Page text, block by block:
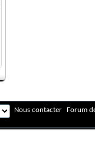
Nous contacter Forum